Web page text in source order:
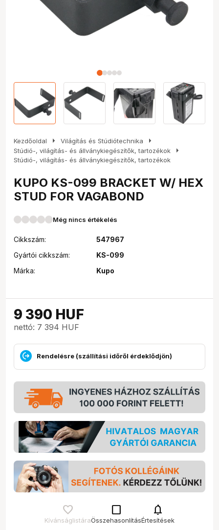
Kezdőoldal arrow_right Világítás és Stúdiótechnika arrow_right
Stúdió-, világítás- és állványkiegészítők, tartozékok arrow_right
Stúdió-, világítás- és állványkiegészítők, tartozékok
KUPO KS-099 BRACKET W/ HEX
STUD FOR VAGABOND
Még nincs értékelés
Cikkszám:
547967
Gyártói cikkszám:
KS-099
Márka:
Kupo
9 390 HUF
nettó: 7 394 HUF
Rendelésre (szállítási időről érdeklődjön)
Kívánságlistára
check_box_outline_blank
Összehasonlítás
notifications
Értesítések